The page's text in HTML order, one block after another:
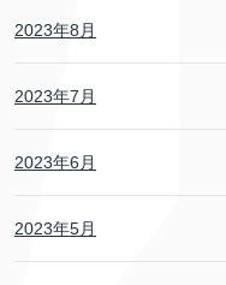
2023年8月
2023年7月
2023年6月
2023年5月